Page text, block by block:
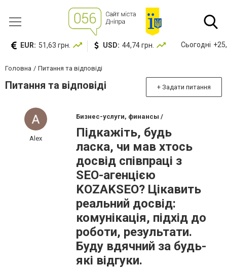
EUR: 51,63 грн. USD: 44,74 грн. Сьогодні
Головна Питання та відповіді
Питання та відповіді + Задати питання
Alex
Бизнес-услуги, финансы /
Підкажіть, будь
ласка, чи мав хтось
досвід співпраці з
SEO-агенцією
KOZAKSEO? Цікавить
реальний досвід:
комунікація, підхід до
роботи, результати.
Буду вдячний за будь-
які відгуки.